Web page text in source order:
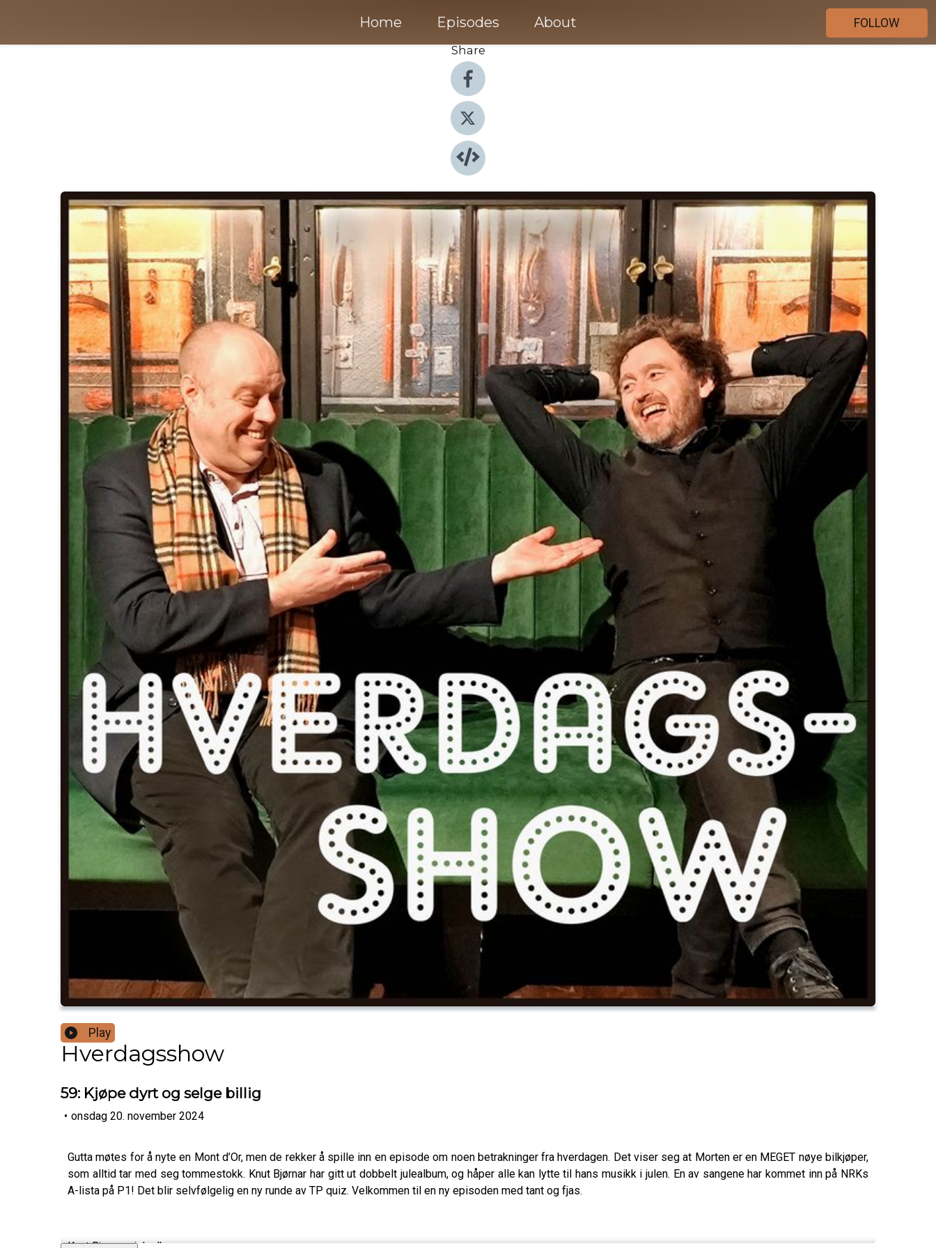
Home Episodes About
FOLLOW
Share
Play
Hverdagsshow
59: Kjøpe dyrt og selge billig
• onsdag 20. november 2024
Gutta møtes for å nyte en Mont d’Or, men de rekker å spille inn en episode om noen betrakninger fra hverdagen. Det viser seg at Morten er en MEGET nøye bilkjøper,
som alltid tar med seg tommestokk. Knut Bjørnar har gitt ut dobbelt julealbum, og håper alle kan lytte til hans musikk i julen. En av sangene har kommet inn på NRKs
A-lista på P1! Det blir selvfølgelig en ny runde av TP quiz. Velkommen til en ny episoden med tant og fjas.